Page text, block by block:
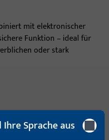
mit elektronischer
Funktion – ideal für
oder stark
Sprache aus